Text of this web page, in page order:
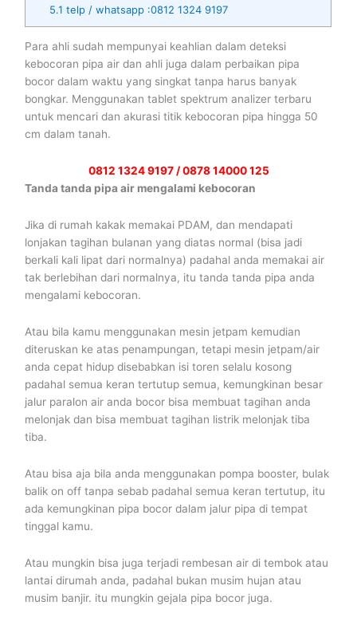
5.1 telp / whatsapp :0812 1324 9197
Para ahli sudah mempunyai keahlian dalam deteksi
kebocoran pipa air dan ahli juga dalam perbaikan pipa
bocor dalam waktu yang singkat tanpa harus banyak
bongkar. Menggunakan tablet spektrum analizer terbaru
untuk mencari dan akurasi titik kebocoran pipa hingga 50
cm dalam tanah.
0812 1324 9197 / 0878 14000 125
Tanda tanda pipa air mengalami kebocoran
Jika di rumah kakak memakai PDAM, dan mendapati
lonjakan tagihan bulanan yang diatas normal (bisa jadi
berkali kali lipat dari normalnya) padahal anda memakai air
tak berlebihan dari normalnya, itu tanda tanda pipa anda
mengalami kebocoran.
Atau bila kamu menggunakan mesin jetpam kemudian
diteruskan ke atas penampungan, tetapi mesin jetpam/air
anda cepat hidup disebabkan isi toren selalu kosong
padahal semua keran tertutup semua, kemungkinan besar
jalur paralon air anda bocor bisa membuat tagihan anda
melonjak dan bisa membuat tagihan listrik melonjak tiba
tiba.
Atau bisa aja bila anda menggunakan pompa booster, bulak
balik on off tanpa sebab padahal semua keran tertutup, itu
ada kemungkinan pipa bocor dalam jalur pipa di tempat
tinggal kamu.
Atau mungkin bisa juga terjadi rembesan air di tembok atau
lantai dirumah anda, padahal bukan musim hujan atau
musim banjir. itu mungkin gejala pipa bocor juga.